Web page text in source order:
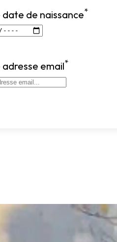
de naissance*
email*